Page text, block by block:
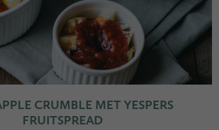
CRUMBLE MET YESPERS
FRUITSPREAD